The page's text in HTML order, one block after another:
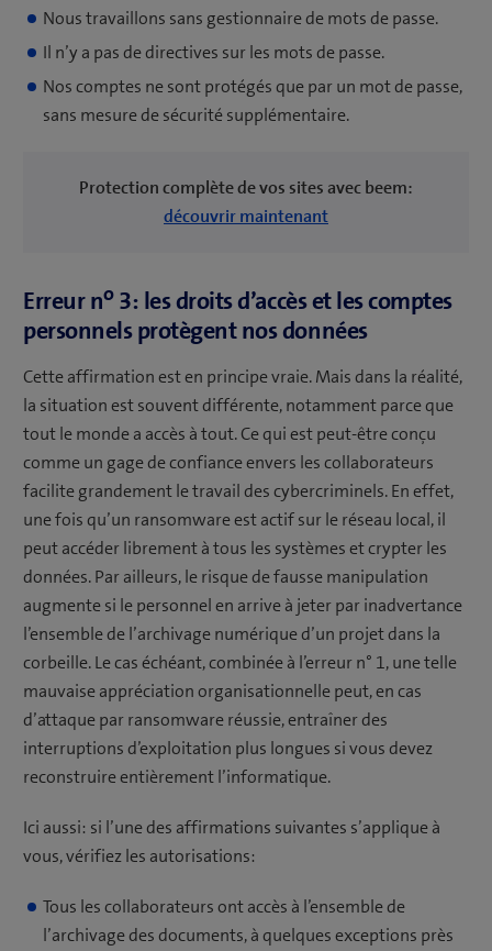
Nous travaillons sans gestionnaire de mots de passe.
Il n’y a pas de directives sur les mots de passe.
Nos comptes ne sont protégés que par un mot de passe,
sans mesure de sécurité supplémentaire.
Protection complète de vos sitesavec beem:
découvrirmaintenant
Erreur no3: les droits d’accès et les comptes
personnels protègent nos données
Cette affirmation est en principe vraie. Mais dans la réalité,
la situation est souvent différente, notamment parce que
tout le monde a accès à tout. Ce qui est peut-être conçu
comme un gage de confiance envers les collaborateurs
facilite grandement le travail des cybercriminels. En effet,
une fois qu’un ransomware est actif sur le réseau local, il
peut accéder librement à tous les systèmes et crypter les
données. Par ailleurs, le risque de fausse manipulation
augmente si le personnel en arrive à jeter par inadvertance
l’ensemble de l’archivage numérique d’un projet dans la
corbeille. Le cas échéant, combinée à l’erreur n° 1, une telle
mauvaise appréciation organisationnelle peut, en cas
d’attaque par ransomware réussie, entraîner des
interruptions d’exploitation plus longues si vous devez
reconstruire entièrement l’informatique.
Ici aussi: si l’une des affirmations suivantes s’applique à
vous, vérifiez les autorisations:
Tous les collaborateurs ont accès à l’ensemble de
l’archivage des documents, à quelques exceptions près